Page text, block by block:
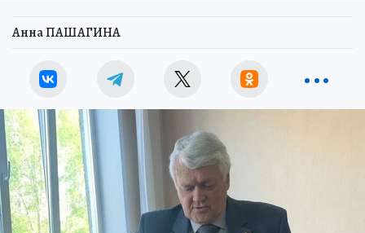
Анна ПАШАГИНА